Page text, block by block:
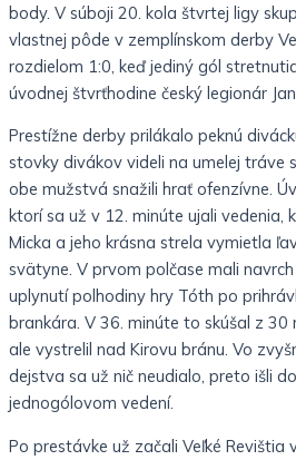
body. V súboji 20. kola štvrtej ligy
vlastnej pôde v zemplínskom derby
rozdielom 1:0, keď jediný gól
úvodnej štvrťhodine český legionár
Prestížne derby prilákalo peknú
stovky divákov videli na umelej tráve
obe mužstvá snažili hrať ofenzívne.
ktorí sa už v 12. minúte ujali vedenia,
Micka a jeho krásna strela vymietla
svätyne. V prvom polčase mali
uplynutí polhodiny hry Tóth po
brankára. V 36. minúte to skúšal z 30
ale vystrelil nad Kirovu bránu. Vo
dejstva sa už nič neudialo, preto išli
jednogólovom vedení.
Po prestávke už začali Veľké Revištia